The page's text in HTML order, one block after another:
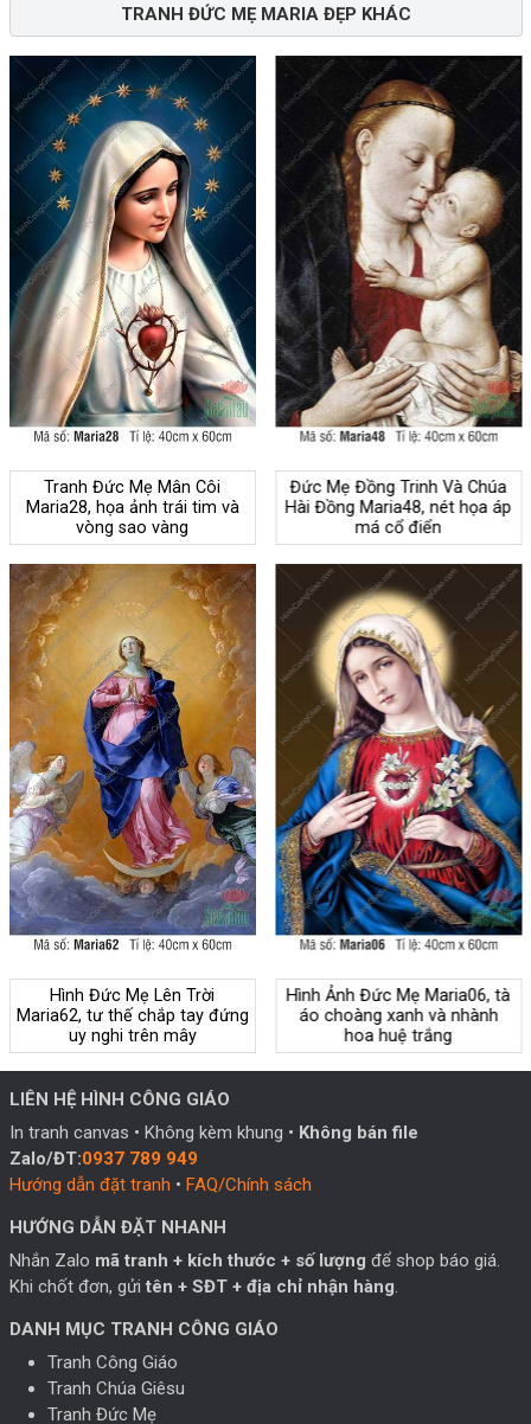
TRANH ĐỨC MẸ MARIA ĐẸP KHÁC
Tranh Đức Mẹ Mân Côi
Maria28, họa ảnh trái tim và
vòng sao vàng
Đức Mẹ Đồng Trinh Và Chúa
Hài Đồng Maria48, nét họa áp
má cổ điển
Hình Đức Mẹ Lên Trời
Maria62, tư thế chắp tay đứng
uy nghi trên mây
Hình Ảnh Đức Mẹ Maria06, tà
áo choàng xanh và nhành
hoa huệ trắng
LIÊN HỆ HÌNH CÔNG GIÁO
In tranh canvas • Không kèm khung • Không bán file
Zalo/ĐT:0937 789 949
Hướng dẫn đặt tranh • FAQ/Chính sách
HƯỚNG DẪN ĐẶT NHANH
Nhắn Zalo mã tranh + kích thước + số lượng để shop báo giá.
Khi chốt đơn, gửi tên + SĐT + địa chỉ nhận hàng.
DANH MỤC TRANH CÔNG GIÁO
Tranh Công Giáo
Tranh Chúa Giêsu
Tranh Đức Mẹ